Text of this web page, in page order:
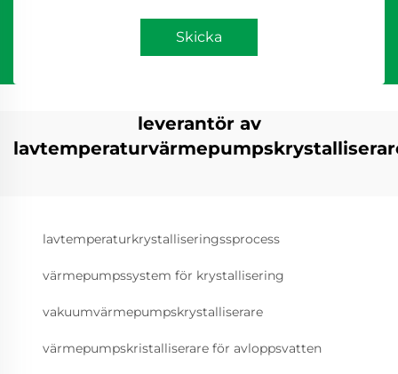
Skicka
leverantör av
lavtemperaturkrystalliseringssprocess
värmepumpssystem för krystallisering
vakuumvärmepumpskrystalliserare
värmepumpskristalliserare för avloppsvatten